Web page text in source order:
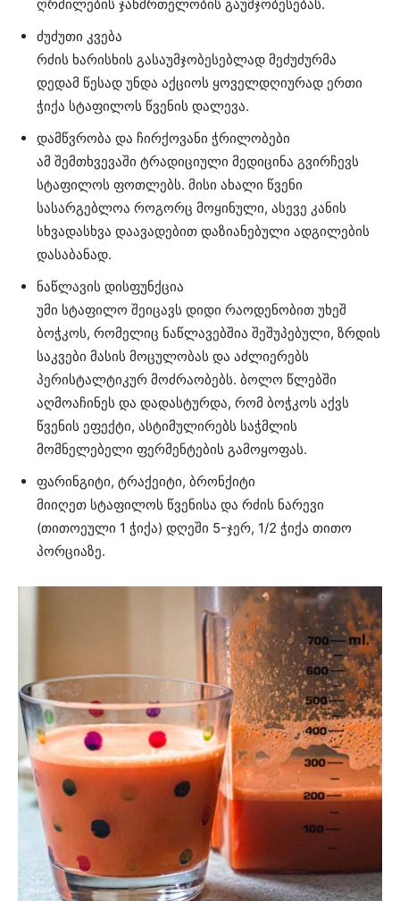
ღრძილების ჯანმრთელობის გაუმჯობესებას.
ძუძუთი კვება
რძის ხარისხის გასაუმჯობესებლად მეძუძურმა
დედამ წესად უნდა აქციოს ყოველდღიურად ერთი
ჭიქა სტაფილოს წვენის დალევა.
დამწვრობა და ჩირქოვანი ჭრილობები
ამ შემთხვევაში ტრადიციული მედიცინა გვირჩევს
სტაფილოს ფოთლებს. მისი ახალი წვენი
სასარგებლოა როგორც მოყინული, ასევე კანის
სხვადასხვა დაავადებით დაზიანებული ადგილების
დასაბანად.
ნაწლავის დისფუნქცია
უმი სტაფილო შეიცავს დიდი რაოდენობით უხეშ
ბოჭკოს, რომელიც ნაწლავებშია შეშუპებული, ზრდის
საკვები მასის მოცულობას და აძლიერებს
პერისტალტიკურ მოძრაობებს. ბოლო წლებში
აღმოაჩინეს და დადასტურდა, რომ ბოჭკოს აქვს
წვენის ეფექტი, ასტიმულირებს საჭმლის
მომნელებელი ფერმენტების გამოყოფას.
ფარინგიტი, ტრაქეიტი, ბრონქიტი
მიიღეთ სტაფილოს წვენისა და რძის ნარევი
(თითოეული 1 ჭიქა) დღეში 5-ჯერ, 1/2 ჭიქა თითო
პორციაზე.